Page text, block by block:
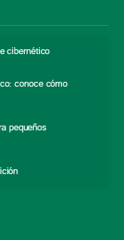
cibernético
conoce cómo
pequeños